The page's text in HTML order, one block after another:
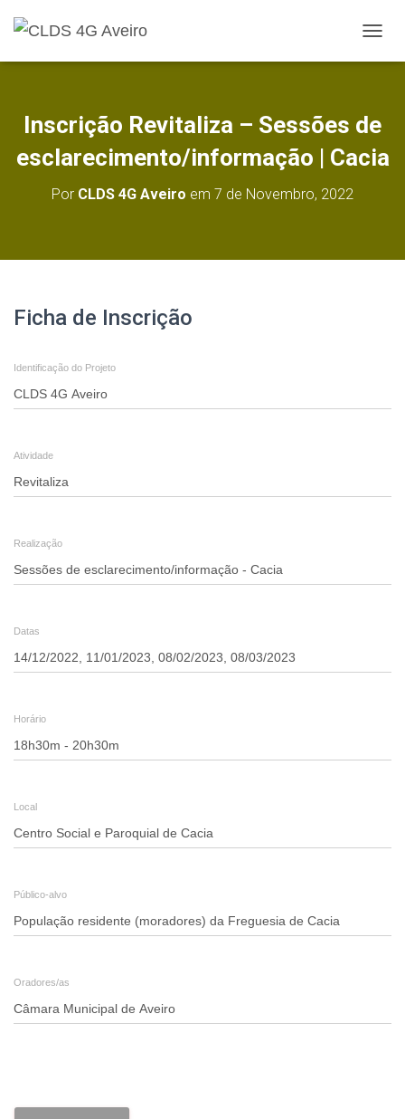
L
N
A
R
Inscrição Revitaliza – Sessões de
esclarecimento/informação | Cacia
Por CLDS 4G Aveiro em 7 de Novembro, 2022
Inscrição
A3.1
Revitaliza
Sessões
de
-
Cacia
Ficha de Inscrição
Identificação do Projeto
Atividade
Realização
Datas
Horário
Local
Público-alvo
Oradores/as